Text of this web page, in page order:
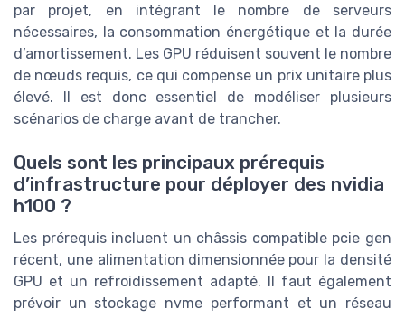
par projet, en intégrant le nombre de serveurs
nécessaires, la consommation énergétique et la durée
d’amortissement. Les GPU réduisent souvent le nombre
de nœuds requis, ce qui compense un prix unitaire plus
élevé. Il est donc essentiel de modéliser plusieurs
scénarios de charge avant de trancher.
Quels sont les principaux prérequis
d’infrastructure pour déployer des nvidia
h100 ?
Les prérequis incluent un châssis compatible pcie gen
récent, une alimentation dimensionnée pour la densité
GPU et un refroidissement adapté. Il faut également
prévoir un stockage nvme performant et un réseau